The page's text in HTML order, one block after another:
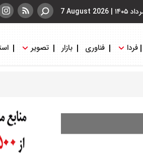
|
7 August 2026
فردا فناوری بازار تصویر